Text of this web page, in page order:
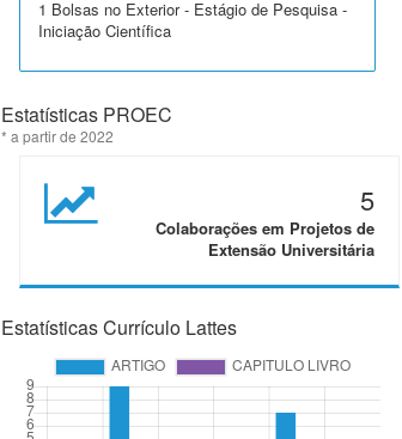
1 Bolsas no Exterior - Estágio de Pesquisa -
Iniciação Científica
Estatísticas PROEC
* a partir de 2022
5
Colaborações em Projetos de
Extensão Universitária
Estatísticas Currículo Lattes